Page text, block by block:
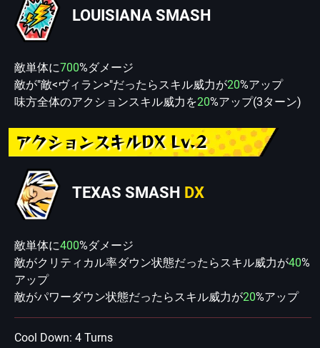
LOUISIANA SMASH
敵単体に700%ダメージ
敵が"敵<ヴィラン>"だったらスキル威力が20%アップ
味方全体のアクションスキル威力を20%アップ(3ターン)
アクションスキルDX Lv.2
TEXAS SMASH DX
敵単体に400%ダメージ
敵がクリティカル率ダウン状態だったらスキル威力が40%
アップ
敵がパワーダウン状態だったらスキル威力が20%アップ
Cool Down: 4 Turns